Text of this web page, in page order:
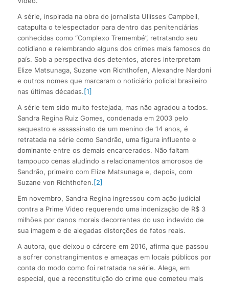
A série, inspirada na obra do jornalista Ullisses Campbell,
catapulta o telespectador para dentro das penitenciárias
conhecidas como “Complexo Tremembé”, retratando seu
cotidiano e relembrando alguns dos crimes mais famosos do
país. Sob a perspectiva dos detentos, atores interpretam
Elize Matsunaga, Suzane von Richthofen, Alexandre Nardoni
e outros nomes que marcaram o noticiário policial brasileiro
nas últimas décadas.[1]
A série tem sido muito festejada, mas não agradou a todos.
Sandra Regina Ruiz Gomes, condenada em 2003 pelo
sequestro e assassinato de um menino de 14 anos, é
retratada na série como Sandrão, uma figura influente e
dominante entre os demais encarcerados. Não faltam
tampouco cenas aludindo a relacionamentos amorosos de
Sandrão, primeiro com Elize Matsunaga e, depois, com
Suzane von Richthofen.[2]
Em novembro, Sandra Regina ingressou com ação judicial
contra a Prime Video requerendo uma indenização de R$ 3
milhões por danos morais decorrentes do uso indevido de
sua imagem e de alegadas distorções de fatos reais.
A autora, que deixou o cárcere em 2016, afirma que passou
a sofrer constrangimentos e ameaças em locais públicos por
conta do modo como foi retratada na série. Alega, em
especial, que a reconstituição do crime que cometeu mais